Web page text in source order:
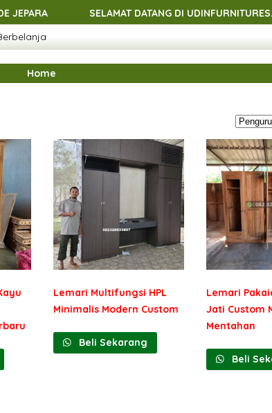
SELAMAT DATANG DI UDINFURNITURES.COM -
SELAMAT DATANG DI UDINFURNITURES.COM -
SELAMAT DATANG DI UDINFURNITURES.COM -
Home
Lemari Multifungsi HPL
Minimalis Modern Custom
Beli Sekarang
Lemari
Jati Custom
Mentahan
Beli